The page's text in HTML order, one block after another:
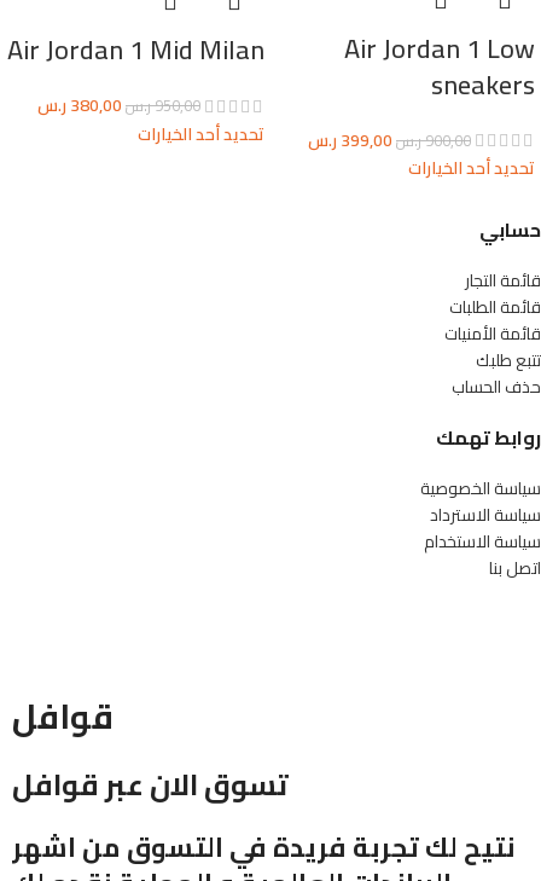
Air Jordan 1 Low
sneakers
900,00ر.س399,00ر.س
تحديد أحد الخيارات
Air Jordan 1 Mid Milan
950,00ر.س380,00ر.س
تحديد أحد الخيارات
حسابي
قائمة التجار
قائمة الطلبات
قائمة الأمنيات
تتبع طلبك
حذف الحساب
روابط تهمك
سياسة الخصوصية
سياسة الاسترداد
سياسة الاستخدام
اتصل بنا
قوافل
تسوق الان عبر قوافل
نتيح لك تجربة فريدة في التسوق من اشهر